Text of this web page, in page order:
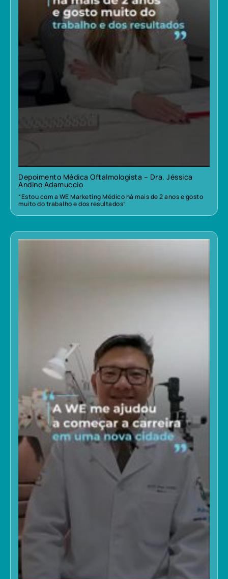
Depoimento Médica Oftalmologista – Dra. Jéssica
Andino Adamuccio
“Estou com a WE Marketing Médico há mais de 2 anos e gosto
muito do trabalho e dos resultados”